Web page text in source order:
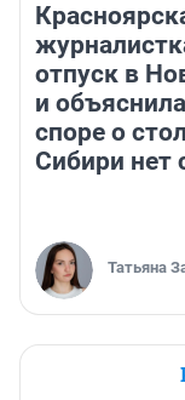
отпуск в
и
споре о
Сибири нет
Татьяна